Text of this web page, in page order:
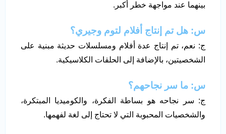
بينهما عند مواجهة خطر أكبر.
س: هل تم إنتاج أفلام لتوم وجيري؟
ج: نعم، تم إنتاج عدة أفلام ومسلسلات حديثة مبنية على
الشخصيتين، بالإضافة إلى الحلقات الكلاسيكية.
س: ما سر نجاحهم؟
ج: سر نجاحه هو بساطة الفكرة، والكوميديا المبتكرة،
والشخصيات المحبوبة التي لا تحتاج إلى لغة لفهمها.